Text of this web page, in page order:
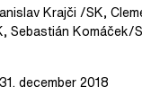
Krajči /SK,
Sebastián Komáček/
december 2018